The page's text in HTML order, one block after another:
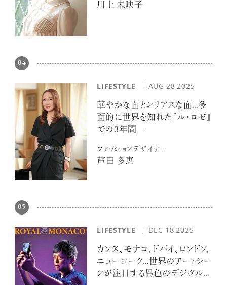
川上 未映子
04
LIFESTYLE AUG 28,2025
華やかな面とシリアスな面…多
面的に世界を知れた『ル・ロゼ』
での３年間―
ファッションデザイナー
芦田 多恵
05
LIFESTYLE DEC 18,2025
カンヌ、モナコ、ドバイ、ロンドン、
ニューヨーク…世界のアートシー
ンが注目する異色のデジタルア